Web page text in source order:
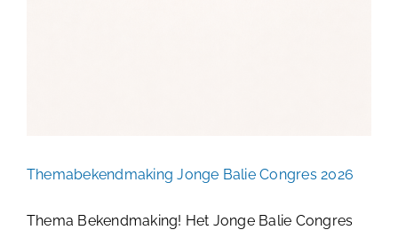
Themabekendmaking Jonge Balie Congres 2026
Thema Bekendmaking! Het Jonge Balie Congres